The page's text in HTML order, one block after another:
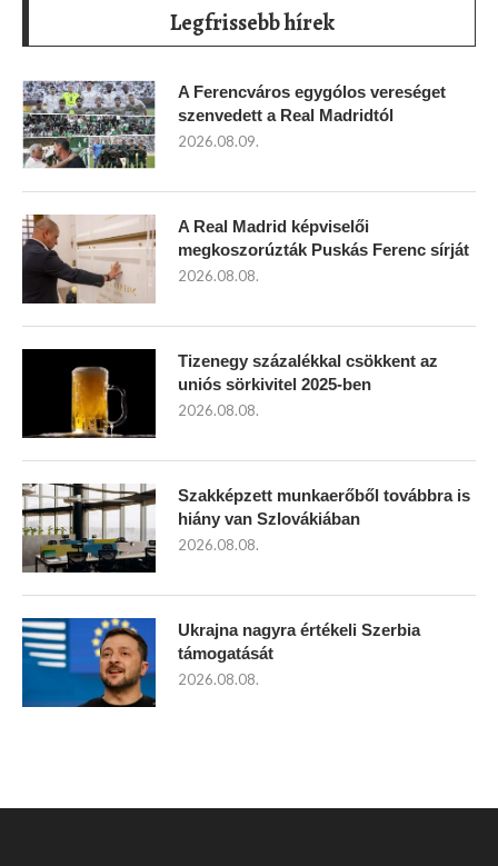
Legfrissebb hírek
A Ferencváros egygólos vereséget
szenvedett a Real Madridtól
2026.08.09.
A Real Madrid képviselői
megkoszorúzták Puskás Ferenc sírját
2026.08.08.
Tizenegy százalékkal csökkent az
uniós sörkivitel 2025-ben
2026.08.08.
Szakképzett munkaerőből továbbra is
hiány van Szlovákiában
2026.08.08.
Ukrajna nagyra értékeli Szerbia
támogatását
2026.08.08.